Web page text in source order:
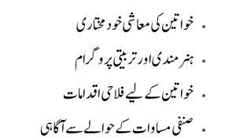
خواتین کی معاشی خودمختاری
ہنر مندی اور تربیتی پروگرام
خواتین کے لیے فلاحی اقدامات
صنفی مساوات کے حوالے سے آگاہی